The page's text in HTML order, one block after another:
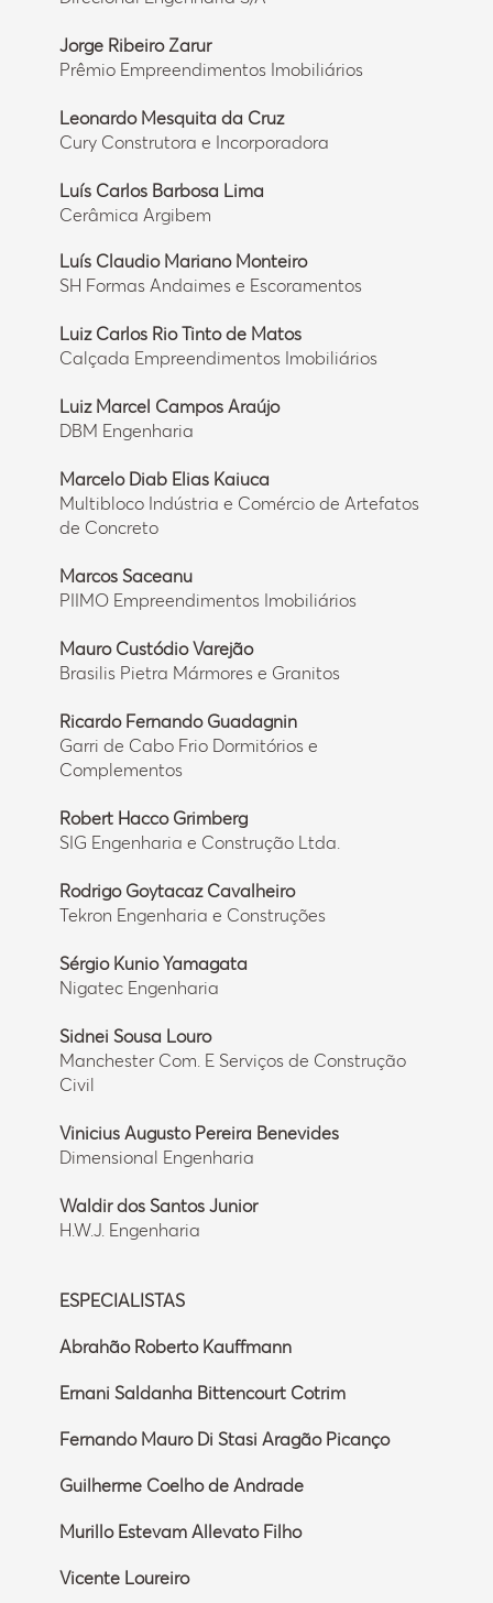
Jorge Ribeiro Zarur
Prêmio Empreendimentos Imobiliários
Leonardo Mesquita da Cruz
Cury Construtora e Incorporadora
Luís Carlos Barbosa Lima
Cerâmica Argibem
Luís Claudio Mariano Monteiro
SH Formas Andaimes e Escoramentos
Luiz Carlos Rio Tinto de Matos
Calçada Empreendimentos Imobiliários
Luiz Marcel Campos Araújo
DBM Engenharia
Marcelo Diab Elias Kaiuca
Multibloco Indústria e Comércio de Artefatos
de Concreto
Marcos Saceanu
PIIMO Empreendimentos Imobiliários
Mauro Custódio Varejão
Brasilis Pietra Mármores e Granitos
Ricardo Fernando Guadagnin
Garri de Cabo Frio Dormitórios e
Complementos
Robert Hacco Grimberg
SIG Engenharia e Construção Ltda.
Rodrigo Goytacaz Cavalheiro
Tekron Engenharia e Construções
Sérgio Kunio Yamagata
Nigatec Engenharia
Sidnei Sousa Louro
Manchester Com. E Serviços de Construção
Civil
Vinicius Augusto Pereira Benevides
Dimensional Engenharia
Waldir dos Santos Junior
H.W.J. Engenharia
ESPECIALISTAS
Abrahão Roberto Kauffmann
Ernani Saldanha Bittencourt Cotrim
Fernando Mauro Di Stasi Aragão Picanço
Guilherme Coelho de Andrade
Murillo Estevam Allevato Filho
Vicente Loureiro